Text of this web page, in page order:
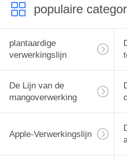
populaire
plantaardige
verwerkingslijn
De Lijn van de
mangoverwerking
Apple-Verwerkingslijn